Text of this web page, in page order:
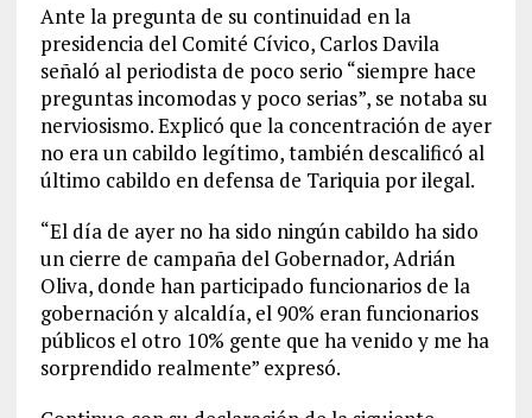
Ante la pregunta de su continuidad en la
presidencia del Comité Cívico, Carlos Davila
señaló al periodista de poco serio “siempre hace
preguntas incomodas y poco serias”, se notaba su
nerviosismo. Explicó que la concentración de ayer
no era un cabildo legítimo, también descalificó al
último cabildo en defensa de Tariquia por ilegal.
“El día de ayer no ha sido ningún cabildo ha sido
un cierre de campaña del Gobernador, Adrián
Oliva, donde han participado funcionarios de la
gobernación y alcaldía, el 90% eran funcionarios
públicos el otro 10% gente que ha venido y me ha
sorprendido realmente” expresó.